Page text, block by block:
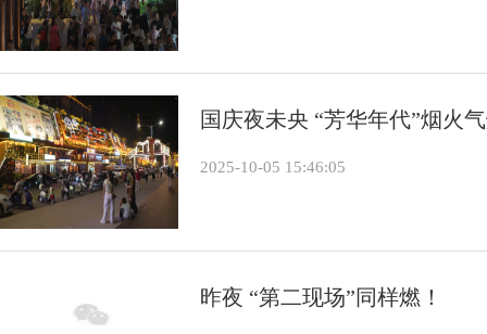
国庆夜未央 “芳华年代”烟火
2025-10-05 15:46:05
昨夜 “第二现场”同样燃！